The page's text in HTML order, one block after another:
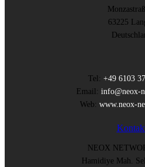
63225
Tel: +49 6103
Email: info@neox-
Web: www.neox-
NEOX
Hamidiye Mah.